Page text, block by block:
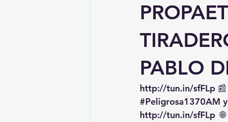
PABLO
http://tun.in/sfFLp
#Peligrosa1370AM
http://tun.in/sfFLp 🌐